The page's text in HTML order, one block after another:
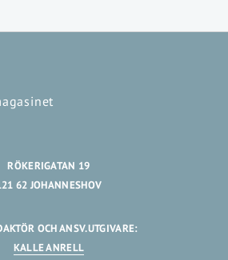
RÖKERIGATAN 19
62 JOHANNESHOV
OCH ANSV.UTGIVARE:
KALLE ANRELL